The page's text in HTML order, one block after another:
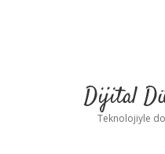
Dijital
Teknolojiyle